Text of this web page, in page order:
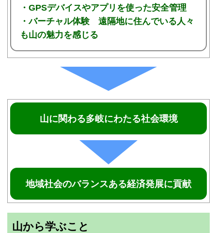
・GPSデバイスやアプリを使った安全管理
・バーチャル体験 遠隔地に住んでいる人々
も山の魅力を感じる
山に関わる多岐にわたる社会環境
地域社会のバランスある経済発展に貢献
山から学ぶこと